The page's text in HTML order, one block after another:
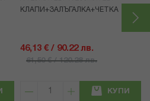
КЛАПИ+ЗАЛЪГАЛКА+ЧЕТКА
46,13 € / 90.22 лв.
61,50 € / 120.28 лв.
КУПИ